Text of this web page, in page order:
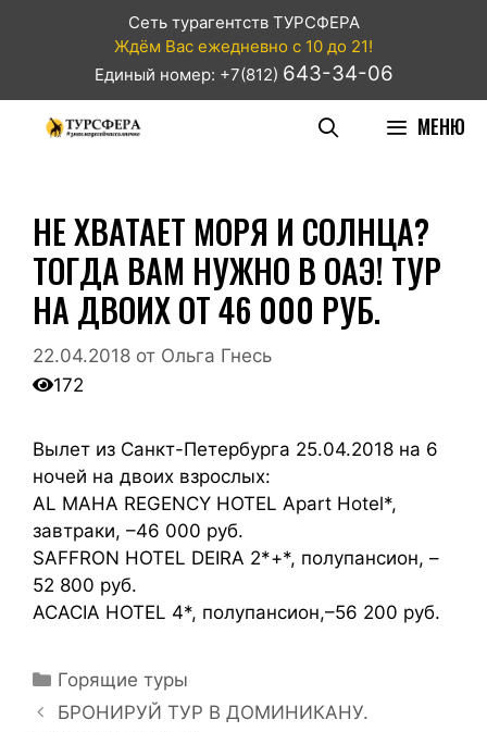
Сеть турагентств ТУРСФЕРА
Ждём Вас ежедневно с 10 до 21!
Единый номер: +7(812) 643-34-06
МЕНЮ
НЕ ХВАТАЕТ МОРЯ И СОЛНЦА?
ТОГДА ВАМ НУЖНО В ОАЭ! ТУР
НА ДВОИХ ОТ 46 000 РУБ.
22.04.2018 от Ольга Гнесь
172
Вылет из Санкт-Петербурга 25.04.2018 на 6
ночей на двоих взрослых:
AL MAHA REGENCY HOTEL Apart Hotel*,
завтраки, –46 000 руб.
SAFFRON HOTEL DEIRA 2*+*, полупансион, –
52 800 руб.
ACACIA HOTEL 4*, полупансион,–56 200 руб.
Горящие туры
БРОНИРУЙ ТУР В ДОМИНИКАНУ.